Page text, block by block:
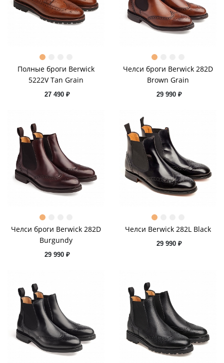
Полные броги Berwick
5222V Tan Grain
27 490 ₽
Челси броги Berwick 282D
Brown Grain
29 990 ₽
Челси броги Berwick 282D
Burgundy
29 990 ₽
Челси Berwick 282L Black
29 990 ₽